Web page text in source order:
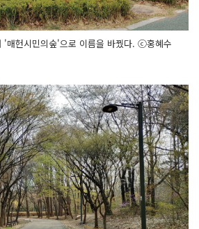
'매헌시민의숲'으로 이름을 바꿨다. ⓒ홍혜수